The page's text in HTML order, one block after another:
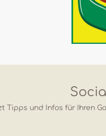
Tipps und Infos für Ihren